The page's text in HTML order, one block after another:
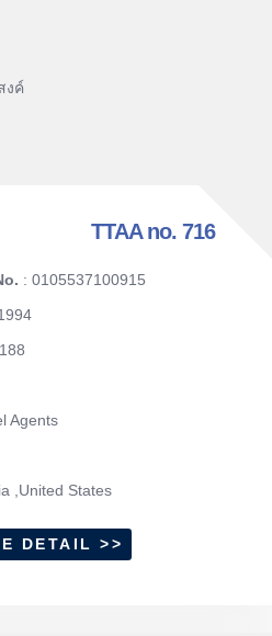
งค์
TTAA no. 716
: 0105537100915
Agents
,United States
DETAIL >>